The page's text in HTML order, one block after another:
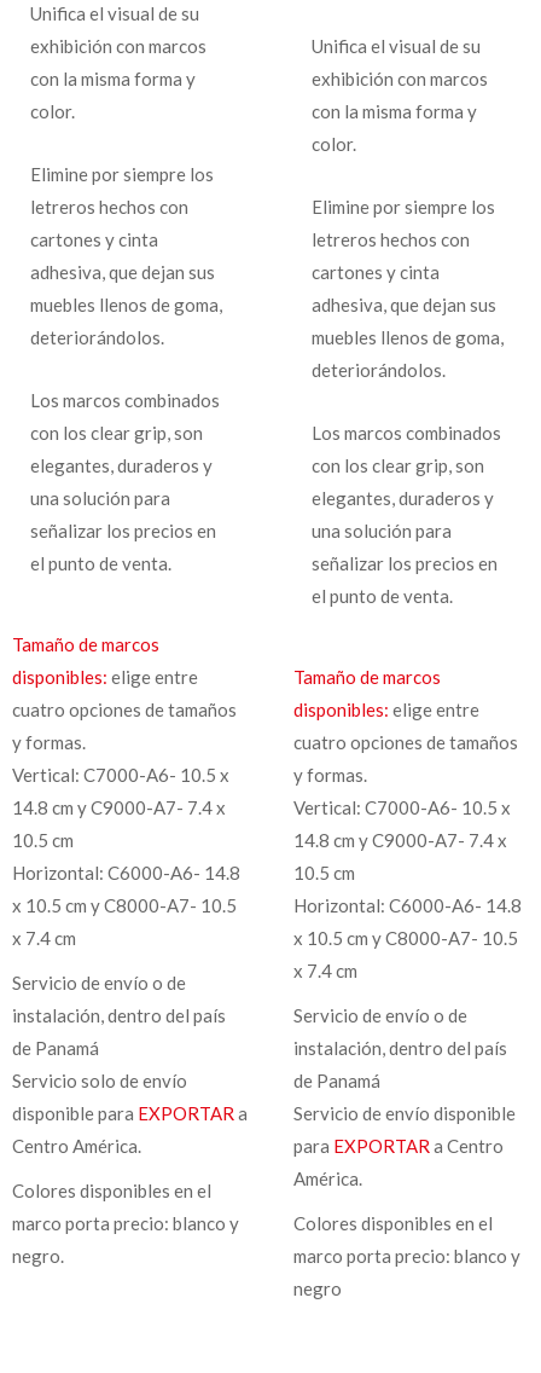
Unifica el visual de su
exhibición con marcos
con la misma forma y
color.
Elimine por siempre los
letreros hechos con
cartones y cinta
adhesiva, que dejan sus
muebles llenos de goma,
deteriorándolos.
Los marcos combinados
con los clear grip, son
elegantes, duraderos y
una solución para
señalizar los precios en
el punto de venta.
Tamaño de marcos
disponibles: elige entre
cuatro opciones de tamaños
y formas.
Vertical: C7000-A6- 10.5 x
14.8 cm y C9000-A7- 7.4 x
10.5 cm
Horizontal: C6000-A6- 14.8
x 10.5 cm y C8000-A7- 10.5
x 7.4 cm
Servicio de envío o de
instalación, dentro del país
de Panamá
Servicio solo de envío
disponible para EXPORTAR a
Centro América.
Colores disponibles en el
marco porta precio: blanco y
negro.
Unifica el visual de su
exhibición con marcos
con la misma forma y
color.
Elimine por siempre los
letreros hechos con
cartones y cinta
adhesiva, que dejan sus
muebles llenos de goma,
deteriorándolos.
Los marcos combinados
con los clear grip, son
elegantes, duraderos y
una solución para
señalizar los precios en
el punto de venta.
Tamaño de marcos
disponibles: elige entre
cuatro opciones de tamaños
y formas.
Vertical: C7000-A6- 10.5 x
14.8 cm y C9000-A7- 7.4 x
10.5 cm
Horizontal: C6000-A6- 14.8
x 10.5 cm y C8000-A7- 10.5
x 7.4 cm
Servicio de envío o de
instalación, dentro del país
de Panamá
Servicio de envío disponible
para EXPORTAR a Centro
América.
Colores disponibles en el
marco porta precio: blanco y
negro